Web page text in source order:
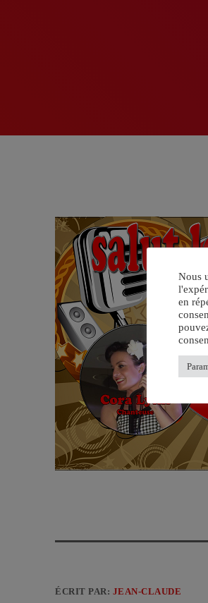
ÉCRIT PAR: JEAN-CLAUDE
Nous
en